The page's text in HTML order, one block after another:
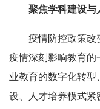
聚焦学科建设与
疫情防控政策改
疫情深刻影响教育的
业教育的数字化转
设、人才培养模式紧